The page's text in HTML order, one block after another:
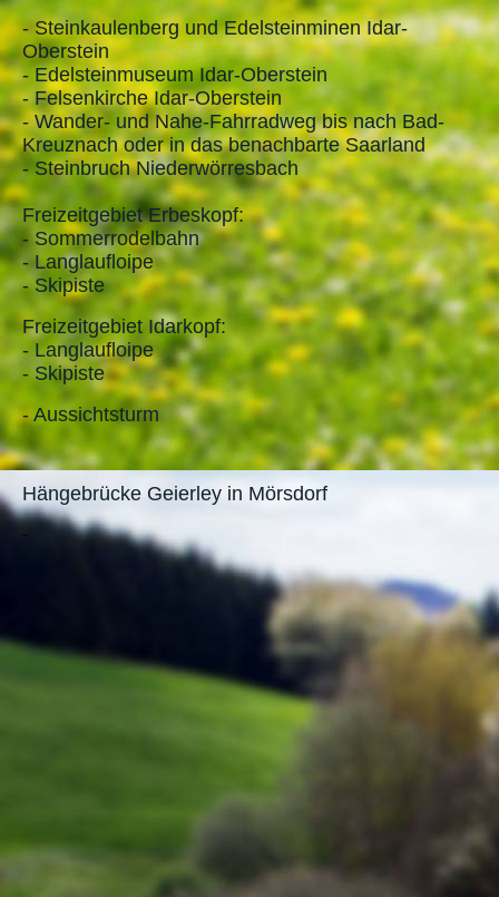
- Steinkaulenberg und Edelsteinminen Idar-
Oberstein
- Edelsteinmuseum Idar-Oberstein
- Felsenkirche Idar-Oberstein
- Wander- und Nahe-Fahrradweg bis nach Bad-
Kreuznach oder in das benachbarte Saarland
- Steinbruch Niederwörresbach
Freizeitgebiet Erbeskopf:
- Sommerrodelbahn
- Langlaufloipe
- Skipiste
Freizeitgebiet Idarkopf:
- Langlaufloipe
- Skipiste
- Aussichtsturm
Hängebrücke Geierley in Mörsdorf
-